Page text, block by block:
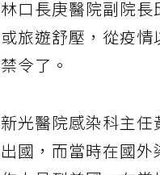
林口長庚醫院副院長
或旅遊舒壓，從疫
禁令了。
新光醫院感染科主
出國，而當時在國